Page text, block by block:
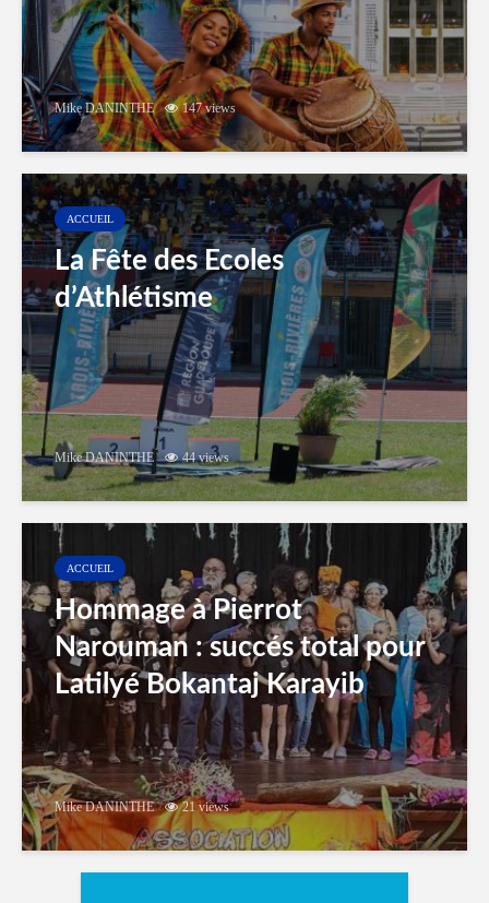
Mike DANINTHE 147 views
ACCUEIL
La Fête des Ecoles
d’Athlétisme
Mike DANINTHE 44 views
ACCUEIL
Hommage à Pierrot
Narouman : succés total pour
Latilyé Bokantaj Karayib
Mike DANINTHE 21 views